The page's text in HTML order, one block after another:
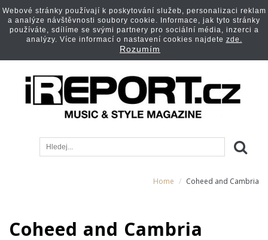
Home Coheed and Cambria
Coheed and Cambria
Webové stránky používají k poskytování služeb, personalizaci reklam
a analýze návštěvnosti soubory cookie. Informace, jak tyto stránky
používáte, sdílíme se svými partnery pro sociální média, inzerci a
analýzy. Více informací o nastavení cookies najdete zde.
Rozumím